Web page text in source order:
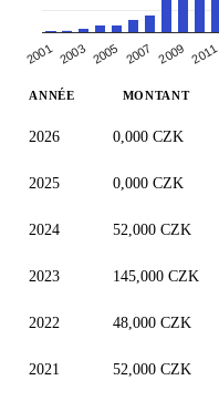
2001 2003 2005 2007 2009 2011
ANNÉE MONTANT
2026 0,000 CZK
2025 0,000 CZK
2024 52,000 CZK
2023 145,000 CZK
2022 48,000 CZK
2021 52,000 CZK